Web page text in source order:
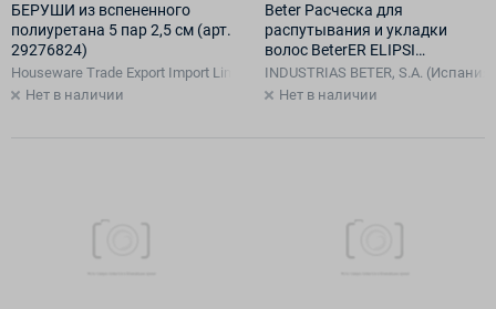
БЕРУШИ из вспененного
полиуретана 5 пар 2,5 см (арт.
29276824)
Houseware Trade Export Import Limited, Китай
Нет в наличии
Beter Расческа для
распутывания и укладки
волос BeterER ELIPSI
DETANGLING BRUSH
INDUSTRIAS BETER, S.A.
Нет в наличии